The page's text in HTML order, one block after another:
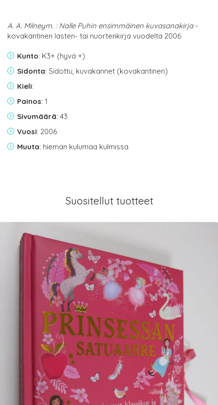
A. A. Milneym. : Nalle Puhin ensimmäinen kuvasanakirja-
kovakantinen lasten- tai nuortenkirja vuodelta 2006
Kunto: K3+ (hyvä +)
Sidonta: Sidottu, kuvakannet (kovakantinen)
Kieli:
Painos: 1
Sivumäärä: 43
Vuosi: 2006
Muuta: hieman kulumaa kulmissa
Suositellut tuotteet